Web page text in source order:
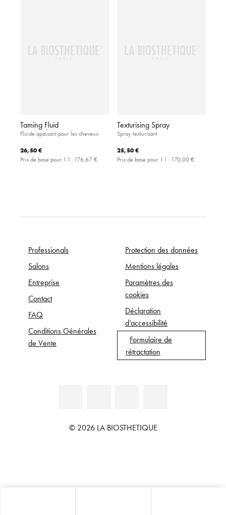
Taming Fluid
Fluide apaisant pour les cheveux
26,50 €
Prix de base pour 1 l : 176,67 €
Texturising Spray
Spray texturisant
25,50 €
Prix de base pour 1 l : 170,00 €
Professionals
Salons
Entreprise
Contact
FAQ
Conditions Générales
de Vente
Protection des données
Mentions légales
Paramètres des
cookies
Déclaration
d’accessibilité
Formulaire de
rétractation
© 2026 LA BIOSTHETIQUE